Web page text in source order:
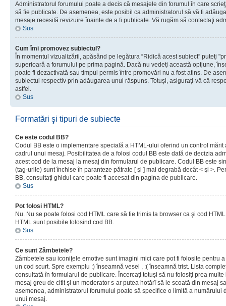
Administratorul forumului poate a decis că mesajele din forumul în care
să fie publicate. De asemenea, este posibil ca administratorul să vă fi
mesaje recesită revizuire înainte de a fi publicate. Vă rugăm să contactaţi
Sus
Cum îmi promovez subiectul?
În momentul vizualizării, apăsând pe legătura “Ridică acest subiect” puteţi
superioară a forumului pe prima pagină. Dacă nu vedeţi această opţiune,
poate fi dezactivată sau timpul permis între promovări nu a fost atins. De
subiectul respectiv prin adăugarea unui răspuns. Totuşi, asiguraţi-vă că
astfel.
Sus
Formatări şi tipuri de subiecte
Ce este codul BB?
Codul BB este o implementare specială a HTML-ului oferind un control
cadrul unui mesaj. Posibilitatea de a folosi codul BB este dată de decizia
acest cod de la mesaj la mesaj din formularul de publicare. Codul BB este
(tag-urile) sunt închise în paranteze pătrate [ şi ] mai degrabă decât < şi >.
BB, consultaţi ghidul care poate fi accesat din pagina de publicare.
Sus
Pot folosi HTML?
Nu. Nu se poate folosi cod HTML care să fie trimis la browser ca şi cod
HTML sunt posibile folosind cod BB.
Sus
Ce sunt Zâmbetele?
Zâmbetele sau iconiţele emotive sunt imagini mici care pot fi folosite pentru
un cod scurt. Spre exemplu :) înseamnă vesel , :( înseamnă trist. Lista
consultată în formularul de publicare. Încercaţi totuşi să nu folosiţi prea
mesaj greu de citit şi un moderator s-ar putea hotărî să le scoată din mesaj
asemenea, administratorul forumului poate să specifice o limită a numărului
unui mesaj.